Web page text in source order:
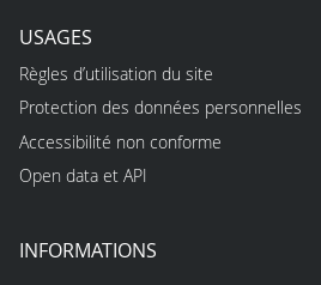
USAGES
Règles d’utilisation du site
Protection des données personnelles
Accessibilité non conforme
Open data et API
INFORMATIONS